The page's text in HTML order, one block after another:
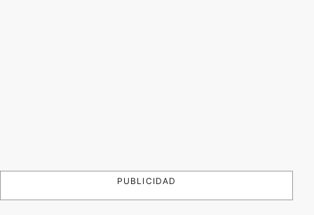
PUBLICIDAD